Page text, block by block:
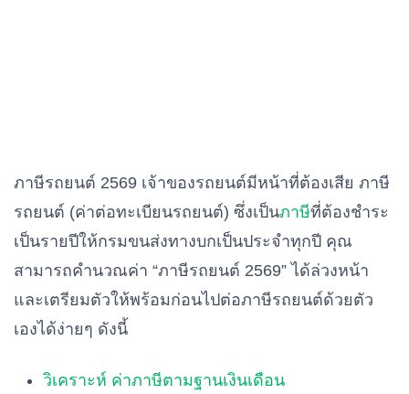
ภาษีรถยนต์ 2569 เจ้าของรถยนต์มีหน้าที่ต้องเสีย ภาษี
รถยนต์ (ค่าต่อทะเบียนรถยนต์) ซึ่งเป็นภาษีที่ต้องชำระ
เป็นรายปีให้กรมขนส่งทางบกเป็นประจำทุกปี คุณ
สามารถคำนวณค่า “ภาษีรถยนต์ 2569” ได้ล่วงหน้า
และเตรียมตัวให้พร้อมก่อนไปต่อภาษีรถยนต์ด้วยตัว
เองได้ง่ายๆ ดังนี้
วิเคราะห์ ค่าภาษีตามฐานเงินเดือน